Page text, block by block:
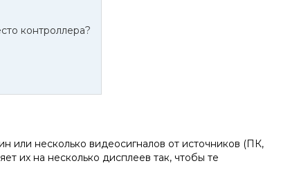
контроллера?
или несколько видеосигналов от источников (ПК,
их на несколько дисплеев так, чтобы те